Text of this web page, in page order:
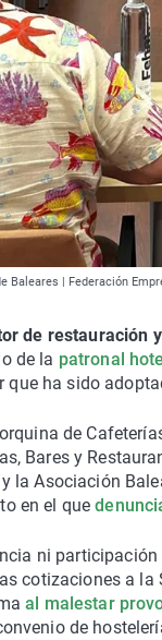
Baleares | Federación
de restauración
de la patronal
ha sido
de
Bares y
la Asociación
en el que
ni
cotizaciones a
al malestar
de